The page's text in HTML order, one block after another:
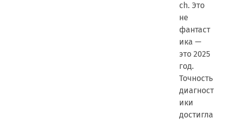
ch. Это
не
фантаст
ика —
это 2025
год.
Точность
диагност
ики
достигла